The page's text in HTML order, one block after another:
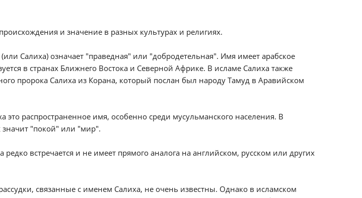
и значение в разных культурах и религиях.
Салиха) означает "праведная" или "добродетельная". Имя имеет арабское
в странах Ближнего Востока и Северной Африке. В исламе Салиха также
пророка Салиха из Корана, который послан был народу Тамуд в Аравийском
это распространенное имя, особенно среди мусульманского населения. В
значит "покой" или "мир".
редко встречается и не имеет прямого аналога на английском, русском или других
связанные с именем Салиха, не очень известны. Однако в исламском